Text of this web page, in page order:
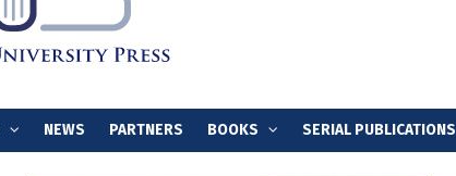
NEWS PARTNERS BOOKS SERIAL PUBLICATIONS